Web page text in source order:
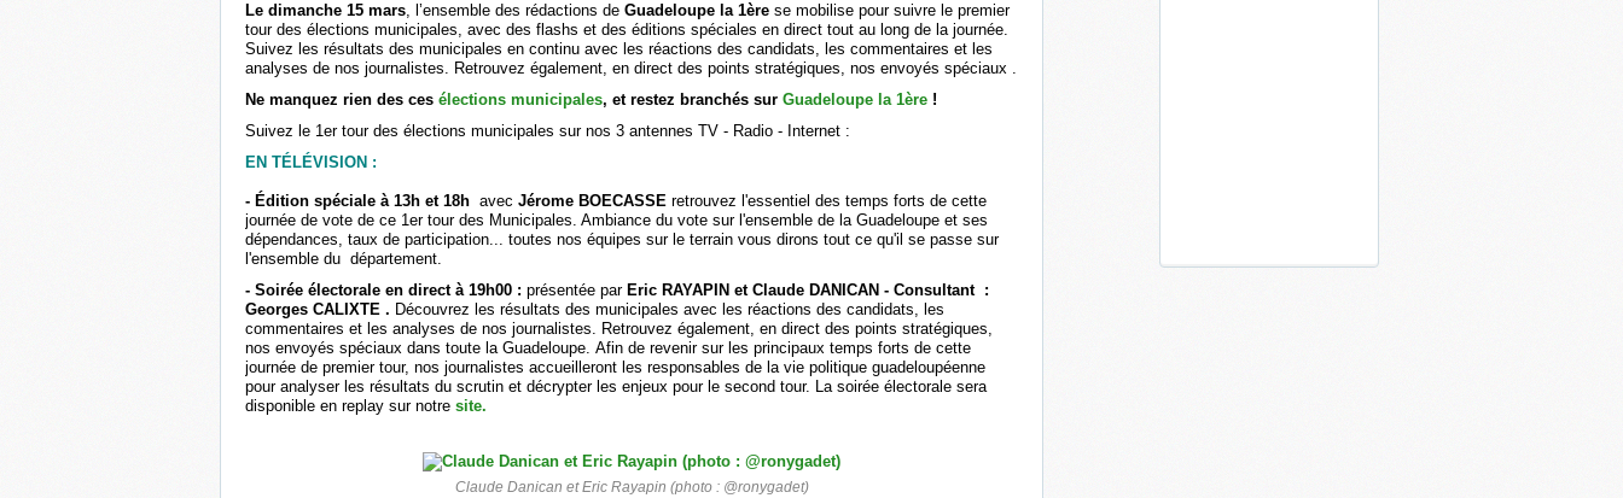
Le dimanche 15 mars, l’ensemble des rédactions de Guadeloupe la 1ère se mobilise pour suivre le premier
tour des élections municipales, avec des flashs et des éditions spéciales en direct tout au long de la journée.
Suivez les résultats des municipales en continu avec les réactions des candidats, les commentaires et les
analyses de nos journalistes. Retrouvez également, en direct des points stratégiques, nos envoyés spéciaux .
Ne manquez rien des ces élections municipales, et restez branchés sur Guadeloupe la 1ère !
Suivez le 1er tour des élections municipales sur nos 3 antennes TV - Radio - Internet :
EN TÉLÉVISION :
- Édition spéciale à 13h et 18h avec Jérome BOECASSE retrouvez l'essentiel des temps forts de cette
journée de vote de ce 1er tour des Municipales. Ambiance du vote sur l'ensemble de la Guadeloupe et ses
dépendances, taux de participation... toutes nos équipes sur le terrain vous dirons tout ce qu'il se passe sur
l'ensemble du département.
- Soirée électorale en direct à 19h00 : présentée parEric RAYAPIN et Claude DANICAN - Consultant :
Georges CALIXTE . Découvrez les résultats des municipales avec les réactions des candidats, les
commentaires et les analyses de nos journalistes. Retrouvez également, en direct des points stratégiques,
nos envoyés spéciaux dans toute la Guadeloupe. Afin de revenir sur les principaux temps forts de cette
journée de premier tour, nos journalistes accueilleront les responsables de la vie politique guadeloupéenne
pour analyser les résultats du scrutin et décrypter les enjeux pour le second tour. La soirée électorale sera
disponible en replay sur notre site.
Claude Danican et Eric Rayapin (photo : @ronygadet)